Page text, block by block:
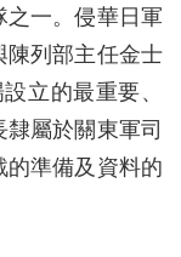
一。侵華日軍
陳列部主任金士
立的最重要、
屬於關東軍司
準備及資料的